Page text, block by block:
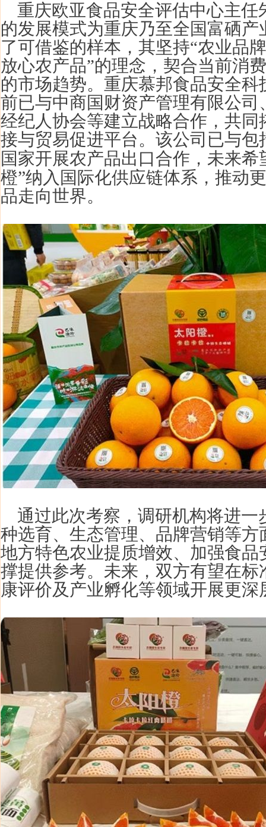
重庆欧亚食品安全评估中心主任
的发展模式为重庆乃至全国富硒产
了可借鉴的样本，其坚持“农业品
放心农产品”的理念，契合当前消
的市场趋势。重庆慕邦食品安全科
前已与中商国财资产管理有限公司
经纪人协会等建立战略合作，共同
接与贸易促进平台。该公司已与包
国家开展农产品出口合作，未来希
橙”纳入国际化供应链体系，推动
品走向世界。
通过此次考察，调研机构将进一
种选育、生态管理、品牌营销等方
地方特色农业提质增效、加强食品
撑提供参考。未来，双方有望在标
康评价及产业孵化等领域开展更深